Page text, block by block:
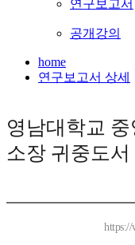
연구보고서
공개강의
home
연구보고서 상세
영남대학교
소장 귀중도